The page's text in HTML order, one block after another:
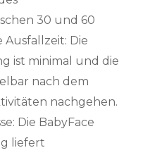
30 und 60
Die
ist minimal und die
nach dem
nachgehen.
Die BabyFace
liefert